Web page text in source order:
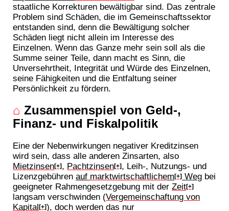
staatliche Korrekturen bewältigbar sind. Das zentrale
Problem sind Schäden, die im Gemeinschaftssektor
entstanden sind, denn die Bewältigung solcher
Schäden liegt nicht allein im Interesse des
Einzelnen. Wenn das Ganze mehr sein soll als die
Summe seiner Teile, dann macht es Sinn, die
Unversehrtheit, Integrität und Würde des Einzelnen,
seine Fähigkeiten und die Entfaltung seiner
Persönlichkeit zu fördern.
⌂ Zusammenspiel von Geld-,
Finanz- und Fiskalpolitik
Eine der Nebenwirkungen negativer Kreditzinsen
wird sein, dass alle anderen Zinsarten, also
Mietzinsen[+] , Pachtzinsen[+] , Leih-, Nutzungs- und
Lizenzgebührenauf marktwirtschaftlichem[+] Weg bei
geeigneter Rahmengesetzgebung mit derZeit[+]
langsam verschwinden (Vergemeinschaftung von
Kapital[+]), doch werden das nur